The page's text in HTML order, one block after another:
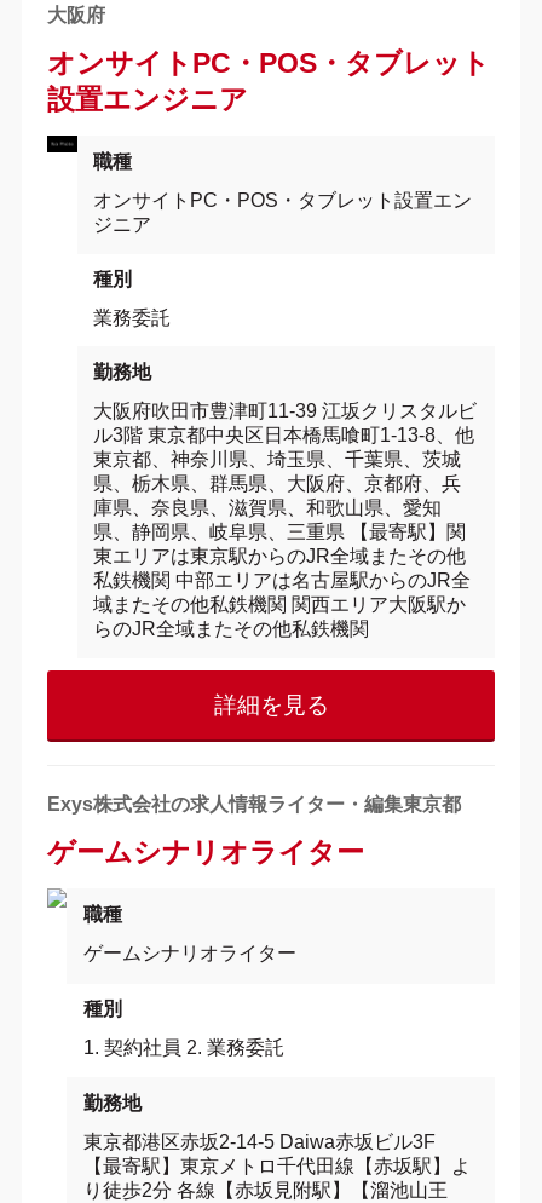
大阪府
オンサイトPC・POS・タブレット
設置エンジニア
職種
オンサイトPC・POS・タブレット設置エン
ジニア
種別
業務委託
勤務地
大阪府吹田市豊津町11-39 江坂クリスタルビ
ル3階 東京都中央区日本橋馬喰町1-13-8、他
東京都、神奈川県、埼玉県、千葉県、茨城
県、栃木県、群馬県、大阪府、京都府、兵
庫県、奈良県、滋賀県、和歌山県、愛知
県、静岡県、岐阜県、三重県 【最寄駅】関
東エリアは東京駅からのJR全域またその他
私鉄機関 中部エリアは名古屋駅からのJR全
域またその他私鉄機関 関西エリア大阪駅か
らのJR全域またその他私鉄機関
詳細を見る
Exys株式会社の求人情報ライター・編集東京都
ゲームシナリオライター
職種
ゲームシナリオライター
種別
1. 契約社員 2. 業務委託
勤務地
東京都港区赤坂2-14-5 Daiwa赤坂ビル3F
【最寄駅】東京メトロ千代田線【赤坂駅】よ
り徒歩2分 各線【赤坂見附駅】【溜池山王